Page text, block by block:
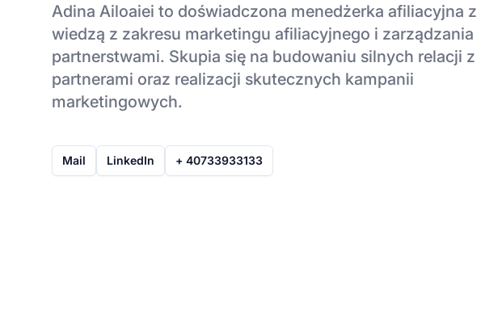
Adina Ailoaiei to doświadczona menedżerka afiliacyjna z
wiedzą z zakresu marketingu afiliacyjnego i zarządzania
partnerstwami. Skupia się na budowaniu silnych relacji z
partnerami oraz realizacji skutecznych kampanii
marketingowych.
Mail LinkedIn + 40733933133